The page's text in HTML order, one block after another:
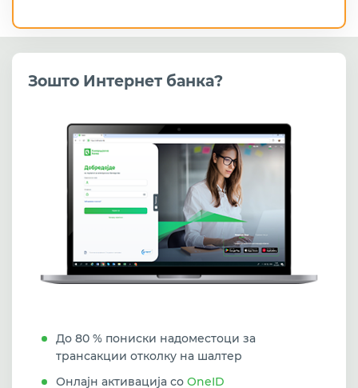
SMS банкарство
Помош и поддршка
Зошто Интернет банка?
До 80 % пониски надоместоци за
трансакции отколку на шалтер
Онлајн активација со OneID